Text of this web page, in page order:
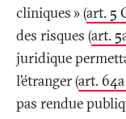
cliniques» (art. 5
des risques (art.
juridique
l’étranger (art.
pas rendue